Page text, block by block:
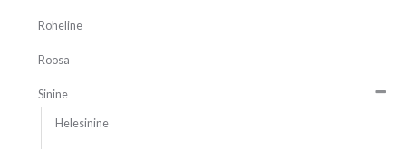
Roheline
Roosa
Sinine
Helesinine